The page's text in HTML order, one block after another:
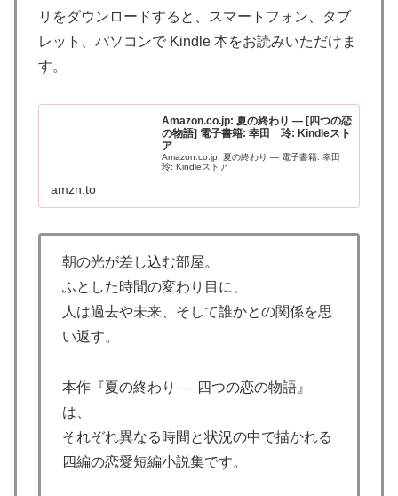
リをダウンロードすると、スマートフォン、タブ
レット、パソコンで Kindle 本をお読みいただけま
す。
Amazon.co.jp: 夏の終わり ― [四つの恋
の物語] 電子書籍: 幸田 玲: Kindleスト
ア
Amazon.co.jp: 夏の終わり ― 電子書籍: 幸田
玲: Kindleストア
amzn.to
朝の光が差し込む部屋。
ふとした時間の変わり目に、
人は過去や未来、そして誰かとの関係を思
い返す。
本作『夏の終わり ― 四つの恋の物語』
は、
それぞれ異なる時間と状況の中で描かれる
四編の恋愛短編小説集です。